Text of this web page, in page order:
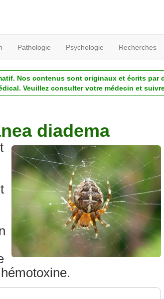
Pathologie Psychologie Recherches
Nos contenus sont originaux et écrits par
Veuillez consulter votre médecin et
diadema